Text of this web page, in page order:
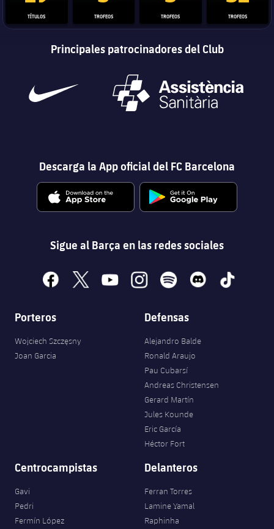
TÍTULOS TROFEOS TROFEOS TROFEOS
Principales patrocinadores del Club
Descarga la App oficial del FC Barcelona
Sigue al Barça en las redes sociales
facebook
x youtubeinstagramspotify discord tiktok
Porteros
Wojciech Szczęsny
Joan Garcia
Defensas
Alejandro Balde
Ronald Araujo
Pau Cubarsí
Andreas Christensen
Gerard Martín
Jules Kounde
Eric García
Héctor Fort
Centrocampistas
Gavi
Pedri
Fermín López
Delanteros
Ferran Torres
Lamine Yamal
Raphinha